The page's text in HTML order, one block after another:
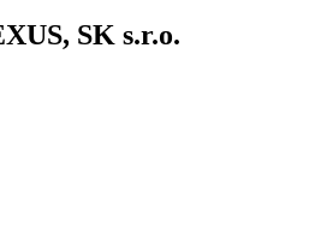
SK s.r.o.